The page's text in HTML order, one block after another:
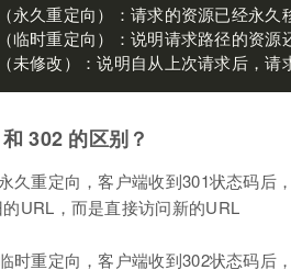
（永久重定向）：请求的资源已经永
（未修改）：说明自从上次请求后，
302 的区别？
久重定向，客户端收到301状态码后
URL，而是直接访问新的URL
时重定向，客户端收到302状态码后